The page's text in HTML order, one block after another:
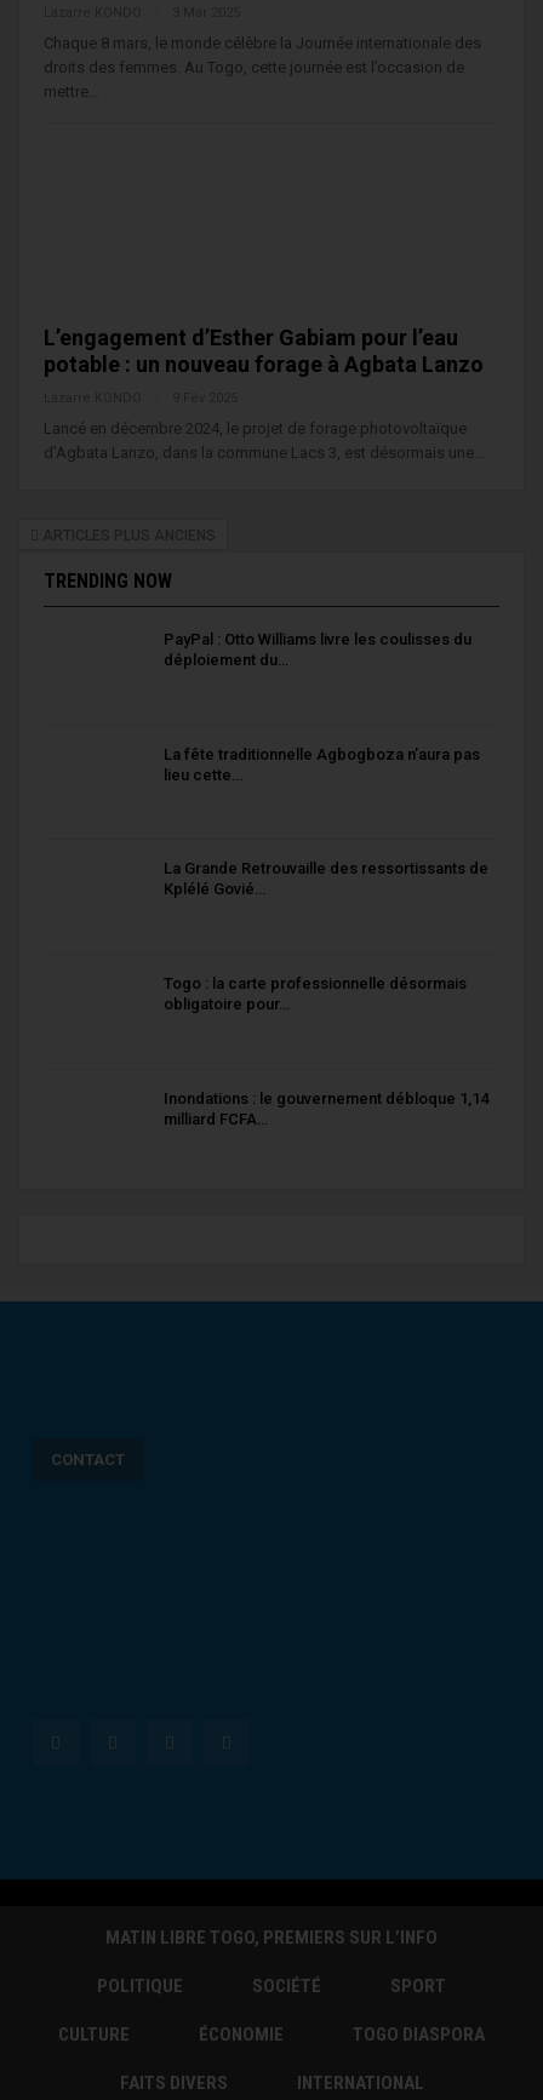
Chaque 8 mars, le monde célèbre la Journée internationale des
droits des femmes. Au Togo, cette journée est l’occasion de
mettre…
L’engagement d’Esther Gabiam pour l’eau
potable : un nouveau forage à Agbata Lanzo
Lancé en décembre 2024, le projet de forage photovoltaïque
d’Agbata Lanzo, dans la commune Lacs 3, est désormais une…
ARTICLES PLUS ANCIENS
TRENDING NOW
PayPal : Otto Williams livre les coulisses du
déploiement du…
La fête traditionnelle Agbogboza n’aura pas
lieu cette…
La Grande Retrouvaille des ressortissants de
Kplélé Govié…
Togo : la carte professionnelle désormais
obligatoire pour…
Inondations : le gouvernement débloque 1,14
milliard FCFA…
CONTACT
MATIN LIBRE TOGO, PREMIERS SUR L’INFO
POLITIQUE SOCIÉTÉ SPORT
CULTURE ÉCONOMIE TOGO DIASPORA
FAITS DIVERS INTERNATIONAL